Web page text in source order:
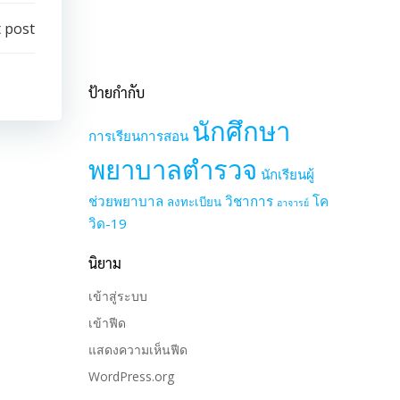
post
ป้ายกำกับ
การเรียนการสอน นักศึกษา
พยาบาลตำรวจ นักเรียนผู้
ช่วยพยาบาล ลงทะเบียน วิชาการ อาจารย์ โค
วิด-19
นิยาม
เข้าสู่ระบบ
เข้าฟีด
แสดงความเห็นฟีด
WordPress.org